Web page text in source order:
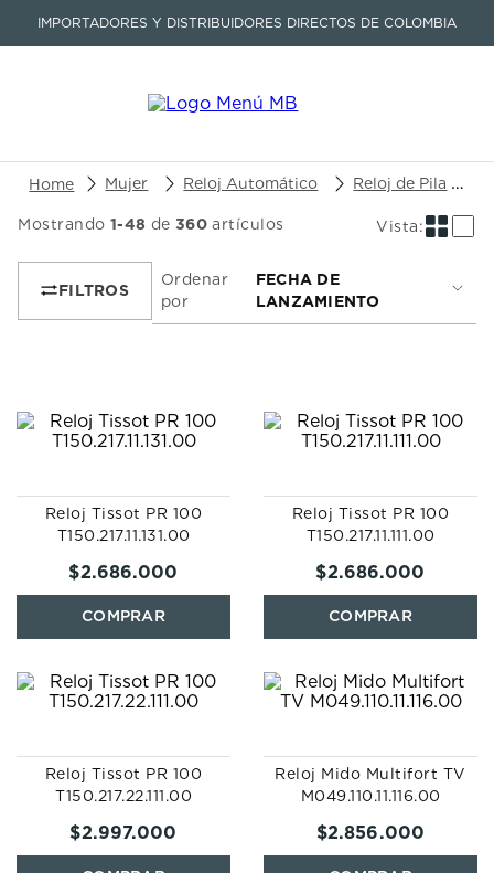
IMPORTADORES Y DISTRIBUIDORES DIRECTOS DE COLOMBIA
Buscar un producto o artículo
Mujer Reloj Automático Reloj de Pila
Mostrando 1-48 de 360artículos
Ordenar
por
FECHA DE
LANZAMIENTO
Reloj Tissot PR 100
T150.217.11.131.00
$2.686.000
Reloj Tissot PR 100
T150.217.11.111.00
$2.686.000
Reloj Tissot PR 100
T150.217.22.111.00
$2.997.000
Reloj Mido Multifort TV
M049.110.11.116.00
$2.856.000
TÉRMINOS MÁS BUSCADOS
1.
seastar
2.
aviation
5.
longines
prx
mido
hamilton
casio